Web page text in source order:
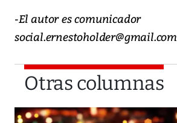
-El autor es comunicador
social.ernestoholder@gmail.com
Otras columnas